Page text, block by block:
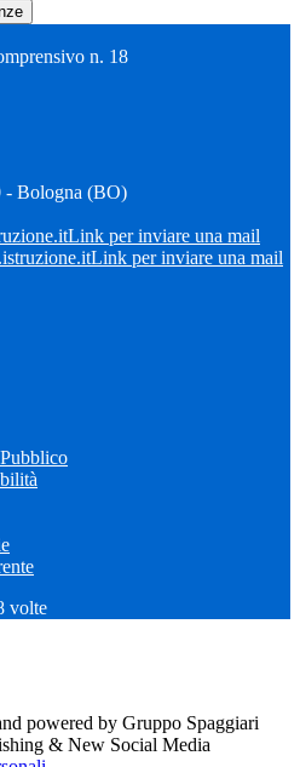
n. 18
- Bologna (BO)
Link per inviare una mail
Link per inviare una mail
volte
powered by Gruppo Spaggiari
& New Social Media